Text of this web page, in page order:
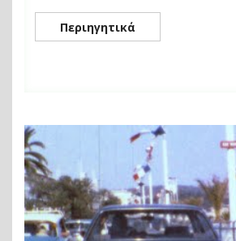
Περιηγητικά